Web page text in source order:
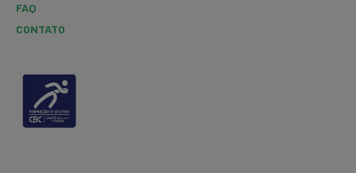
FAQ
CONTATO